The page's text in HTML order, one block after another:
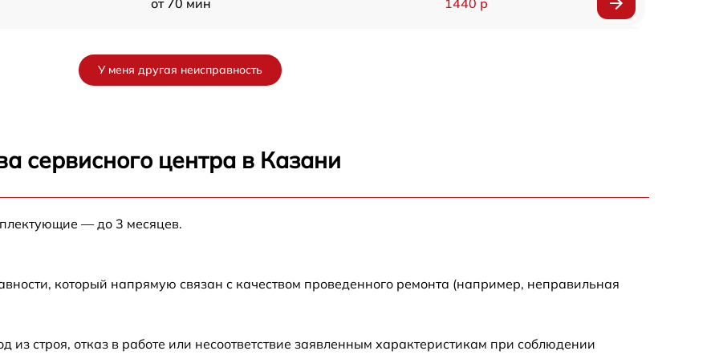
от 70 мин 1440 р
от 100 мин
У меня другая неисправность
сервисного центра в Казани
— до 3 месяцев.
который напрямую связан с качеством проведенного ремонта (например, неправильная
строя, отказ в работе или несоответствие заявленным характеристикам при соблюдении